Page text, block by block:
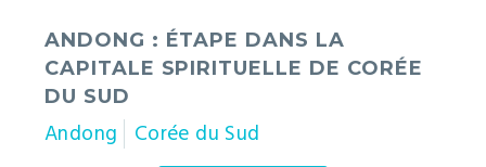
ANDONG : ÉTAPE DANS LA
CAPITALE SPIRITUELLE DE CORÉE
DU SUD
Andong Corée du Sud